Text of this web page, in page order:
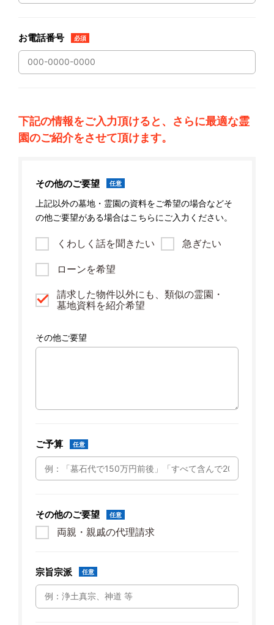
お電話番号 必須
下記の情報をご入力頂けると、さらに最適な霊
園のご紹介をさせて頂けます。
その他のご要望 任意
上記以外の墓地・霊園の資料をご希望の場合などそ
の他ご要望がある場合はこちらにご入力ください。
くわしく話を聞きたい 急ぎたい
ローンを希望
請求した物件以外にも、類似の霊園・
墓地資料を紹介希望
その他ご要望
ご予算 任意
その他のご要望 任意
両親・親戚の代理請求
宗旨宗派 任意